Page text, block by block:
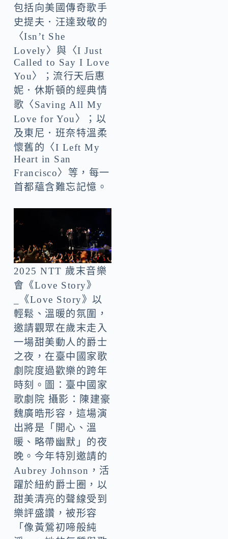
包括向美國傳奇歌手
史提夫．汪達致敬的
〈Isn’t She
Lovely〉與〈I Just
Called to Say I Love
You〉；流行天后惠
妮．休斯頓的經典情
歌〈Saving All My
Love for You〉；以
及東尼．班奈特溫柔
懷舊的〈I Left My
Heart in San
Francisco〉等，每一
首都蘊含難忘記憶。
2025 NTT 歲末音樂
會《Love Story》
_《Love Story》以
輕鬆、溫暖的氛圍，
邀請觀眾在歲末走入
一場甜美動人的爵士
之夜，在臺中國家歌
劇院度過歡樂的跨年
時刻。圖：臺中國家
歌劇院 攝影：陳建豪
魏廣晧形容，這場演
出將是「開心、溫
暖、略帶幽默」的夜
晚。今年特別邀請的
Aubrey Johnson，活
躍於紐約爵士圈，以
甜美清亮的聲線受到
樂評盛讚，被形容
「像黃鶯初啼般純